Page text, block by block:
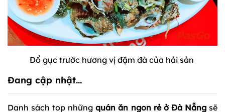
Đổ gục trước hương vị đậm đà của hải sản
Đang cập nhật...
Danh sách top nhữngquán ăn ngon rẻ ở Đà Nẵngsẽ